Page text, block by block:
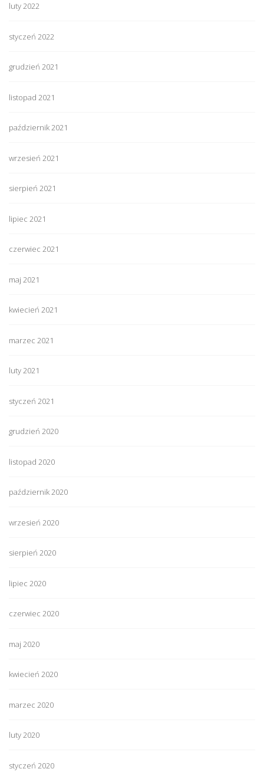
luty 2022
styczeń 2022
grudzień 2021
listopad 2021
październik 2021
wrzesień 2021
sierpień 2021
lipiec 2021
czerwiec 2021
maj 2021
kwiecień 2021
marzec 2021
luty 2021
styczeń 2021
grudzień 2020
listopad 2020
październik 2020
wrzesień 2020
sierpień 2020
lipiec 2020
czerwiec 2020
maj 2020
kwiecień 2020
marzec 2020
luty 2020
styczeń 2020